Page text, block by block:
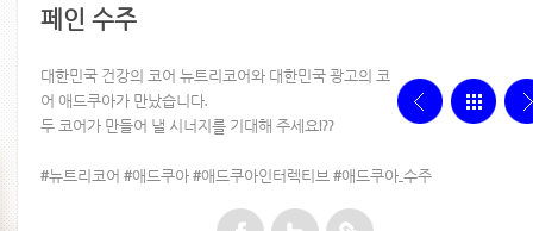
페인 수주
대한민국 건강의 코어 뉴트리코어와 대한민국 광고의 코
어 애드쿠아가 만났습니다.
두 코어가 만들어 낼 시너지를 기대해 주세요!??
#뉴트리코어 #애드쿠아 #애드쿠아인터렉티브 #애드쿠아_수주